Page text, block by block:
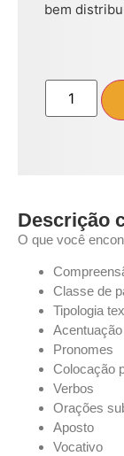
bem
Descrição
O que você
Classe de
Tipologia
Pronomes
Colocação
Verbos
Orações
Aposto
Vocativo